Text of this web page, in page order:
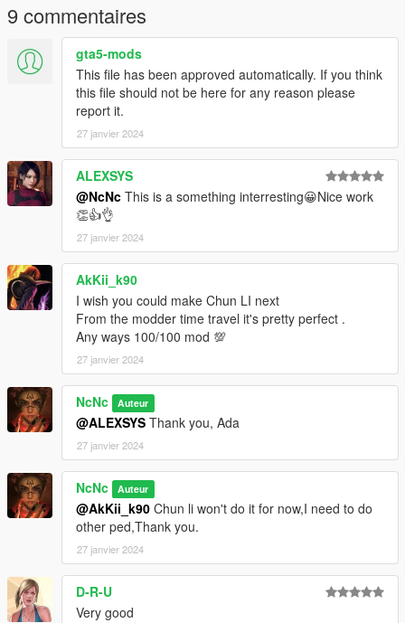
9 commentaires
gta5-mods
This file has been approved automatically. If you think
this file should not be here for any reason please
report it.
27 janvier 2024
ALEXSYS
@NcNc This is a something interresting😀Nice work
👏👍👌
27 janvier 2024
AkKii_k90
I wish you could make Chun LI next
From the modder time travel it's pretty perfect .
Any ways 100/100 mod 💯
27 janvier 2024
NcNc Auteur
@ALEXSYS Thank you, Ada
27 janvier 2024
NcNc Auteur
@AkKii_k90 Chun li won't do it for now,I need to do
other ped,Thank you.
27 janvier 2024
D-R-U
Very good